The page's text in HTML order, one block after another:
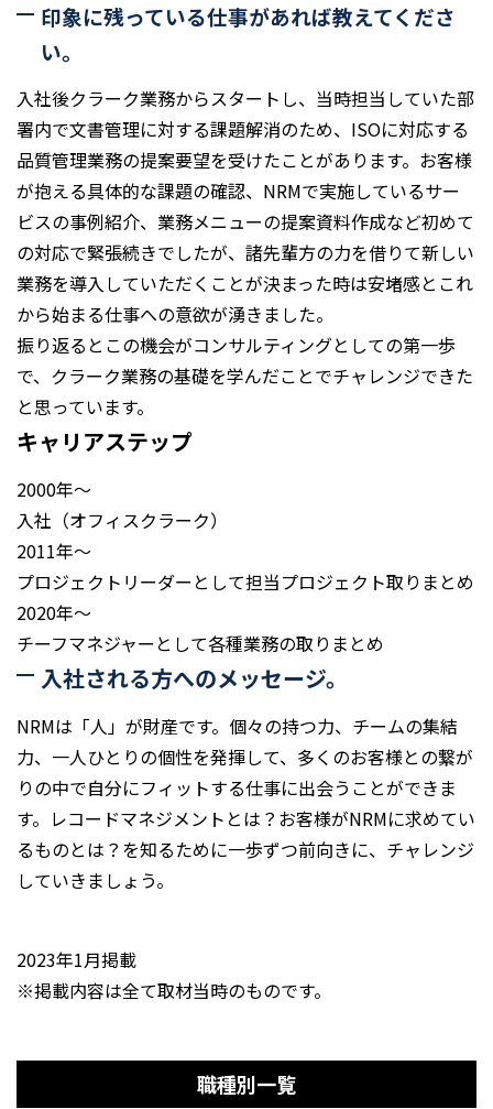
印象に残っている仕事があれば教えてくださ
い。
入社後クラーク業務からスタートし、当時担当していた部
署内で文書管理に対する課題解消のため、ISOに対応する
品質管理業務の提案要望を受けたことがあります。お客様
が抱える具体的な課題の確認、NRMで実施しているサー
ビスの事例紹介、業務メニューの提案資料作成など初めて
の対応で緊張続きでしたが、諸先輩方の力を借りて新しい
業務を導入していただくことが決まった時は安堵感とこれ
から始まる仕事への意欲が湧きました。
振り返るとこの機会がコンサルティングとしての第一歩
で、クラーク業務の基礎を学んだことでチャレンジできた
と思っています。
キャリアステップ
2000年～
入社（オフィスクラーク）
2011年～
プロジェクトリーダーとして担当プロジェクト取りまとめ
2020年～
チーフマネジャーとして各種業務の取りまとめ
入社される方へのメッセージ。
NRMは「人」が財産です。個々の持つ力、チームの集結
力、一人ひとりの個性を発揮して、多くのお客様との繋が
りの中で自分にフィットする仕事に出会うことができま
す。レコードマネジメントとは？お客様がNRMに求めてい
るものとは？を知るために一歩ずつ前向きに、チャレンジ
していきましょう。
2023年1月掲載
※掲載内容は全て取材当時のものです。
職種別一覧